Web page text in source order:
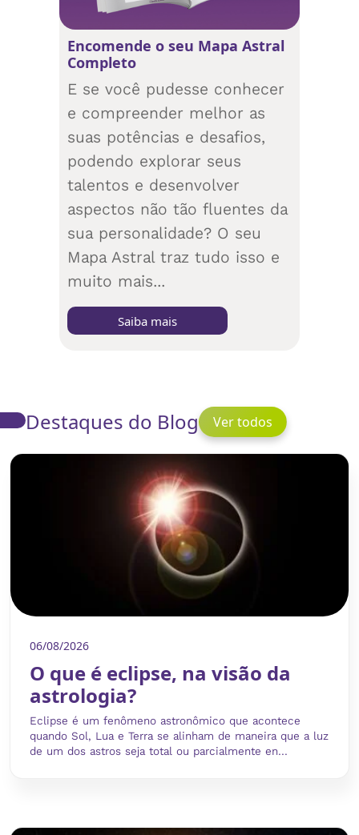
Encomende o seu Mapa Astral
Completo
E se você pudesse conhecer
e compreender melhor as
suas potências e desafios,
podendo explorar seus
talentos e desenvolver
aspectos não tão fluentes da
sua personalidade? O seu
Mapa Astral traz tudo isso e
muito mais...
Saiba mais
Destaques do Blog Ver todos
06/08/2026
O que é eclipse, na visão da
astrologia?
Eclipse é um fenômeno astronômico que acontece
quando Sol, Lua e Terra se alinham de maneira que a luz
de um dos astros seja total ou parcialmente en...